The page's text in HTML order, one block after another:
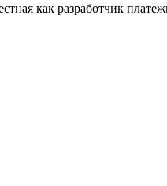
как разработчик